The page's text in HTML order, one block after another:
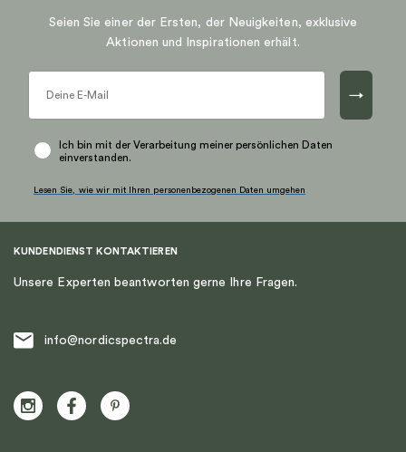
Seien Sie einer der Ersten, der Neuigkeiten, exklusive
Aktionen und Inspirationen erhält.
→
Ich bin mit der Verarbeitung meiner persönlichen Daten
einverstanden.
Lesen Sie, wie wir mit Ihren personenbezogenen Daten umgehen
KUNDENDIENST KONTAKTIEREN
Unsere Experten beantworten gerne Ihre Fragen.
info@nordicspectra.de